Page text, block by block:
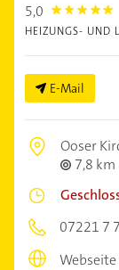
5,0 5.0
HEIZUNGS- UND
E-Mail
Ooser
7,8 km
07221 7
Webseite